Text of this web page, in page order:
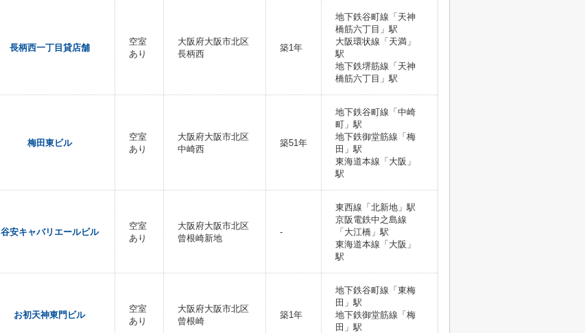
長柄西一丁目貸店舗
空室
あり
大阪府大阪市北区
長柄西
築1年
地下鉄谷町線「天神
橋筋六丁目」駅
大阪環状線「天満」
駅
地下鉄堺筋線「天神
橋筋六丁目」駅
梅田東ビル
空室
あり
大阪府大阪市北区
中崎西
築51年
地下鉄谷町線「中崎
町」駅
地下鉄御堂筋線「梅
田」駅
東海道本線「大阪」
駅
谷安キャバリエールビル
空室
あり
大阪府大阪市北区
曾根崎新地
-
東西線「北新地」駅
京阪電鉄中之島線
「大江橋」駅
東海道本線「大阪」
駅
お初天神東門ビル
空室
あり
大阪府大阪市北区
曾根崎
築1年
地下鉄谷町線「東梅
田」駅
地下鉄御堂筋線「梅
田」駅